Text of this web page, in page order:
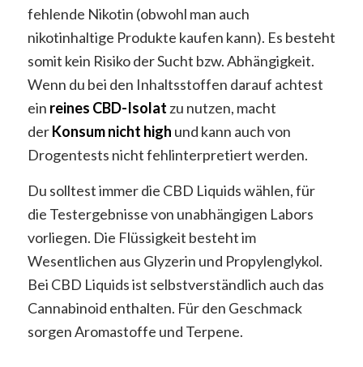
fehlende Nikotin (obwohl man auch
nikotinhaltige Produkte kaufen kann). Es besteht
somit kein Risiko der Sucht bzw. Abhängigkeit.
Wenn du bei den Inhaltsstoffen darauf achtest
ein reines CBD-Isolat zu nutzen, macht
der Konsum nicht high und kann auch von
Drogentests nicht fehlinterpretiert werden.
Du solltest immer die CBD Liquids wählen, für
die Testergebnisse von unabhängigen Labors
vorliegen. Die Flüssigkeit besteht im
Wesentlichen aus Glyzerin und Propylenglykol.
Bei CBD Liquids ist selbstverständlich auch das
Cannabinoid enthalten. Für den Geschmack
sorgen Aromastoffe und Terpene.